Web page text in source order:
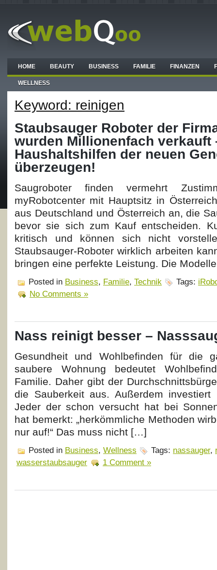
HOME BEAUTY BUSINESS FAMILIE FINANZEN
WELLNESS
Keyword: reinigen
Staubsauger Roboter der
wurden Millionenfach verkauft
Haushaltshilfen der neuen
überzeugen!
Saugroboter finden vermehrt
myRobotcenter mit Hauptsitz in
aus Deutschland und Österreich an, die
bevor sie sich zum Kauf entscheiden.
kritisch und können sich nicht
Staubsauger-Roboter wirklich arbeiten
bringen eine perfekte Leistung. Die
Posted in Business, Familie, Technik Tags:
No Comments »
Nass reinigt besser –
Gesundheit und Wohlbefinden für die
saubere Wohnung bedeutet
Familie. Daher gibt der
die Sauberkeit aus. Außerdem
Jeder der schon versucht hat bei
hat bemerkt: „herkömmliche Methoden
nur auf!“ Das muss nicht […]
Posted in Business, Wellness Tags: nassauger,
wasserstaubsauger
1 Comment »